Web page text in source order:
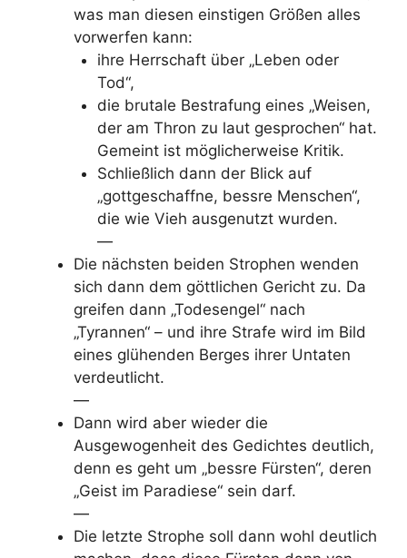
was man diesen einstigen Größen alles
vorwerfen kann:
ihre Herrschaft über „Leben oder
Tod“,
die brutale Bestrafung eines „Weisen,
der am Thron zu laut gesprochen“ hat.
Gemeint ist möglicherweise Kritik.
Schließlich dann der Blick auf
„gottgeschaffne, bessre Menschen“,
die wie Vieh ausgenutzt wurden.
—
Die nächsten beiden Strophen wenden
sich dann dem göttlichen Gericht zu. Da
greifen dann „Todesengel“ nach
„Tyrannen“ – und ihre Strafe wird im Bild
eines glühenden Berges ihrer Untaten
verdeutlicht.
—
Dann wird aber wieder die
Ausgewogenheit des Gedichtes deutlich,
denn es geht um „bessre Fürsten“, deren
„Geist im Paradiese“ sein darf.
—
Die letzte Strophe soll dann wohl deutlich